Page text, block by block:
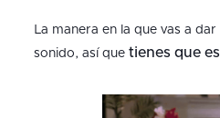
La manera en la que vas a
sonido, así que tienes que